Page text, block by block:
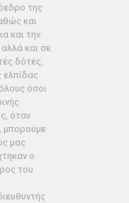
της
και
και την
και σε
δότες,
όσοι
όταν
μπορούμε
μας
ο
του